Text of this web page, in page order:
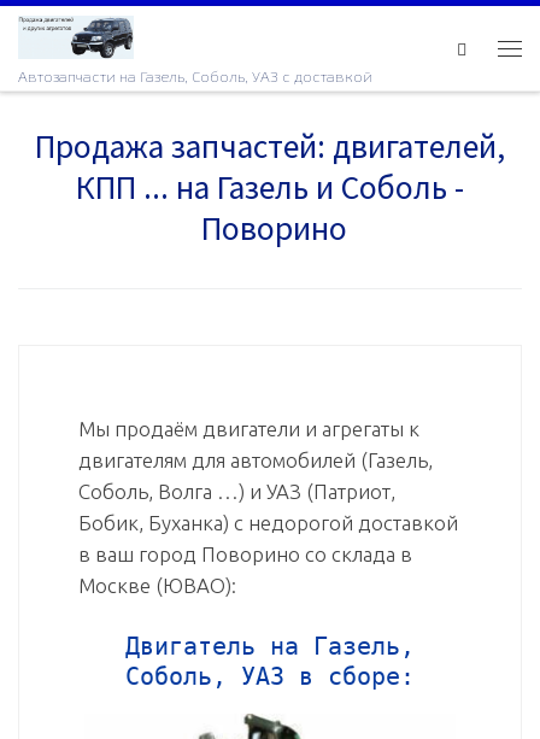
Skip to content
Автозапчасти на Газель, Соболь, УАЗ с доставкой
Продажа запчастей: двигателей,
КПП ... на Газель и Соболь -
Поворино
Мы продаём двигатели и агрегаты к
двигателям для автомобилей (Газель,
Соболь, Волга …) и УАЗ (Патриот,
Бобик, Буханка) с недорогой доставкой
в ваш город Поворино со склада в
Москве (ЮВАО):
Двигатель на Газель,
Соболь, УАЗ в сборе: